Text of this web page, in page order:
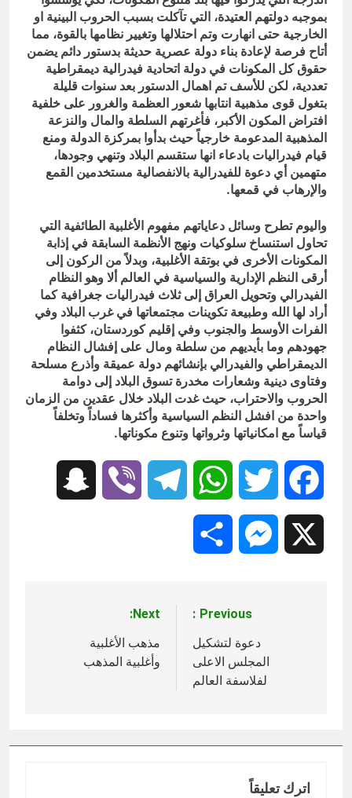
بموجبه دولتهم العتيدة، التي تآكلت بسبب الحروب البينية او
الخارجية حتى انهارت وتم احتلالها وتغيير نظامها بالقوة، مما
أتاح فرصة لإعادة بناء دولة عصرية حديثة بدستور دائم يضمن
حقوق كل المكونات في دولة اتحادية فيدرالية ديمقراطية
تعددية، لكن للأسف تم اهمال الدستور بعد سنوات قليلة
بتغول قوى مذهبية انتابها شعور العظمة والغرور على خلفية
افتراض المكون الأكبر، فأغرتهم السلطة والمال والنزعة
المذهبية المدعومة خارجياً حيث بدأوا بمركزة الدولة ومنع
قيام فيدراليات بادعاء انها ستقسم البلاد وتنهي وجودها،
متهمين أي دعوة للفيدرالية بالانفصالية مستخدمين القمع
والإرهاب في قمعها.
واليوم تطرح وسائل دعاياتهم مفهوم الأغلبية الطائفية التي
تحاول استنساخ سلوكيات ونهج الأنظمة السابقة في إذابة
المكونات الأخرى في بوتقة الأغلبية، وبدلاً من الركون إلى
أرقى النظم الإدارية والسياسية في العالم ألا وهو النظام
الفيدرالي وتحويل العراق إلى ثلاث فيدراليات جغرافية كما
أراد لها الله وطبيعة تكوينات مجتمعاتها في غرب البلاد وفي
الفرات الأوسط والجنوب وفي إقليم كوردستان، كثفوا
جهودهم وما بأيديهم من سلطة ومال على إفشال النظام
الديمقراطي والفيدرالي بإنشائهم دولة عميقة وأذرع مسلحة
وفتاوى دينية وشعارات مخدرة تسوق البلاد إلى دوامة
الحروب والاحتراب، حيث غدت البلاد خلال عقدين من الزمان
واحدة من افشل النظم السياسية وأكثرها فساداً وتخلفاً
قياساً مع امكانياتها وثرواتها وتنوع مكوناتها.
Facebook
Twitter
WhatsApp
Telegram
Viber
Messenger
المقالات
Previous:
دعوة لتشكيل
المجلس الاعلى
لفلاسفة العالم
Next:
مذهب الأغلبية
وأغلبية المذهب
اترك تعليقاً